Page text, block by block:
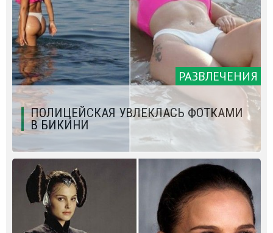
РАЗВЛЕЧЕНИЯ
ПОЛИЦЕЙСКАЯ УВЛЕКЛАСЬ ФОТКАМИ
В БИКИНИ